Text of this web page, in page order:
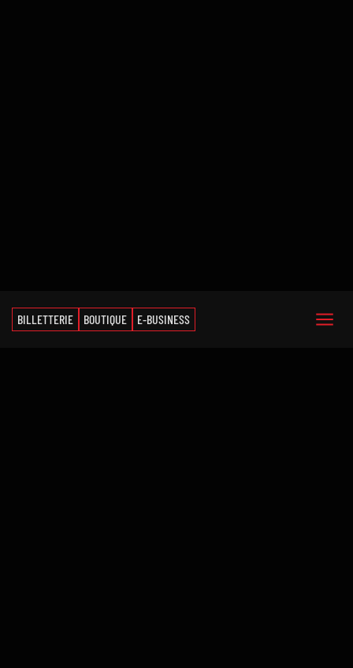
BILLETTERIE BOUTIQUE E-BUSINESS